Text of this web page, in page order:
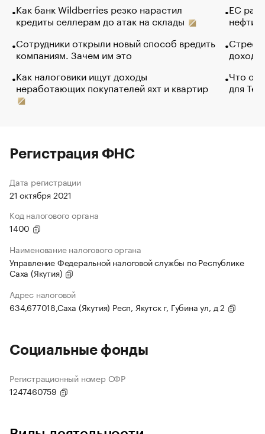
Как банк Wildberries резко нарастил
кредиты селлерам до атак на склады
Сотрудники открыли новый способ вредить
компаниям. Зачем им это
Как налоговики ищут доходы
неработающих покупателей яхт и квартир
ЕС
нефти
Что
для
Регистрация ФНС
Дата регистрации
21 октября 2021
Код налогового органа
1400
Наименование налогового органа
Управление Федеральной налоговой службы по Республике
Саха (Якутия)
Адрес налоговой
634,677018,Саха (Якутия) Респ, Якутск г, Губина ул, д 2
Социальные фонды
Регистрационный номер СФР
1247460759